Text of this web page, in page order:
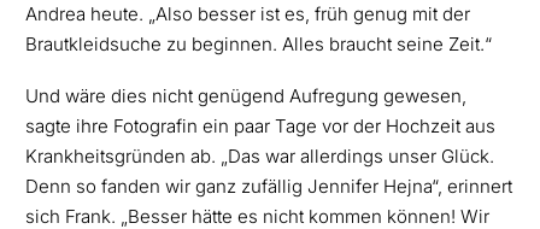
Andrea heute. „Also besser ist es, früh genug mit der
Brautkleidsuche zu beginnen. Alles braucht seine Zeit.“
Und wäre dies nicht genügend Aufregung gewesen,
sagte ihre Fotografin ein paar Tage vor der Hochzeit aus
Krankheitsgründen ab. „Das war allerdings unser Glück.
Denn so fanden wir ganz zufällig Jennifer Hejna“, erinnert
sich Frank. „Besser hätte es nicht kommen können! Wir